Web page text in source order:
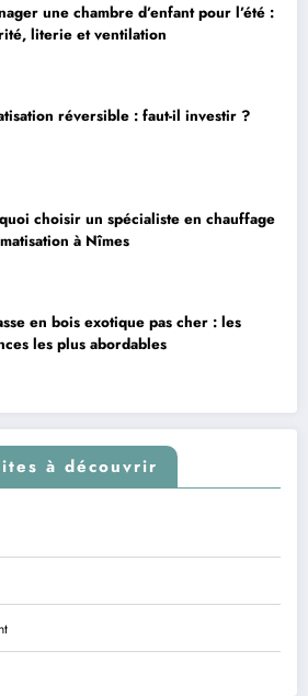
une chambre d’enfant pour l’été :
literie et ventilation
réversible : faut-il investir ?
choisir un spécialiste en chauffage
à Nîmes
en bois exotique pas cher : les
les plus abordables
à découvrir